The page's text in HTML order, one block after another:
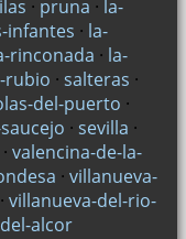
· pruna · la-
infantes · la-
rinconada · la-
rubio · salteras ·
del-puerto ·
· sevilla ·
· valencina-de-la-
· villanueva-
· villanueva-del-rio-
alcor